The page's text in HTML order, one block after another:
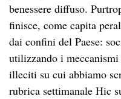
benessere diffuso.
finisce, come capita
dai confini del Paese:
utilizzando i
illeciti su cui abbiamo
rubrica settimanale Hic